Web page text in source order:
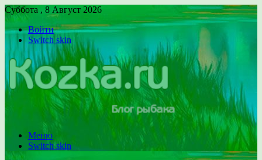
Суббота , 8 Август 2026
Войти
Switch skin
Меню
Switch skin